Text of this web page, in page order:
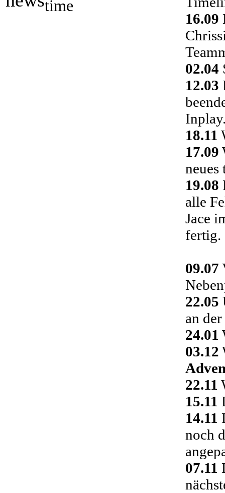
time
16.09
02.04
12.03
18.11
17.09
19.08
alle
Jace
fertig.
09.07
22.05
an
24.01
03.12
22.11
15.11
14.11
noch
07.11